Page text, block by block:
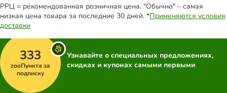
РРЦ = рекомендованная розничная цена. "Обычно" – самая
низкая цена товара за последние 30 дней. *Применяются условия
доставки
333
zooПункта за
подписку
Узнавайте о специальных предложениях,
скидках и купонах самыми первыми